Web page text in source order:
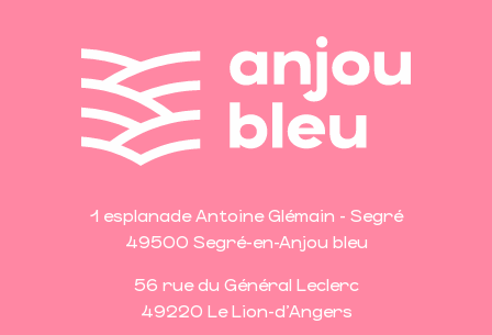
1 esplanade Antoine Glémain - Segré
49500 Segré-en-Anjou bleu
56 rue du Général Leclerc
49220 Le Lion-d'Angers